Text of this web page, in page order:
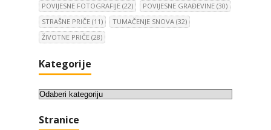
POVIJESNE FOTOGRAFIJE (22) POVIJESNE GRAĐEVINE (30)
STRAŠNE PRIČE (11) TUMAČENJE SNOVA (32)
ŽIVOTNE PRIČE (28)
Kategorije
K
t
Stranice